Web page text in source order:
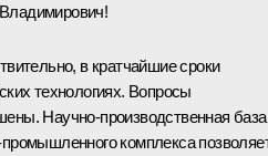
в кратчайшие сроки
технологиях. Вопросы
Научно-производственная база
комплекса